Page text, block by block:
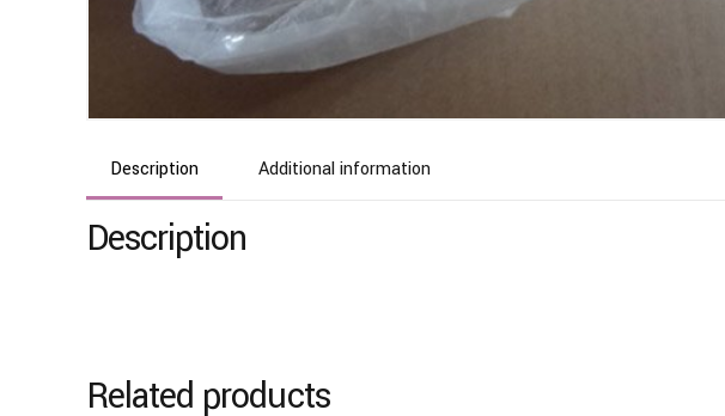
Description Additional information
Description
Related products